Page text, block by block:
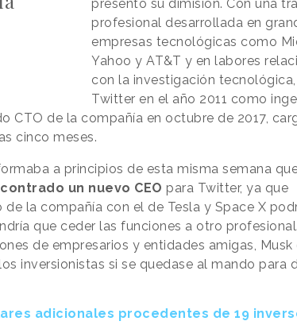
presentó su dimisión. Con una
profesional desarrollada en
empresas tecnológicas como
Yahoo y AT&T y en labores
con la investigación
Twitter en el año 2011 como
CTO de la compañía en octubre de 2017,
cinco meses.
a principios de esta misma semana
un nuevo CEO para Twitter, ya que
la compañía con el de Tesla y Space X
que ceder las funciones a otro
de empresarios y entidades amigas, Musk
inversionistas si se quedase al mando para
adicionales procedentes de 19